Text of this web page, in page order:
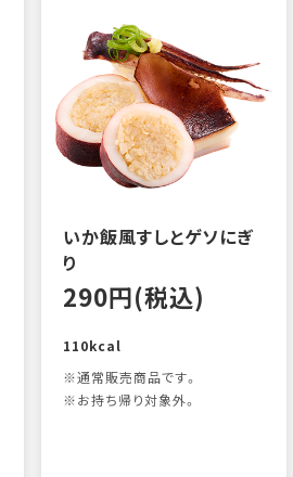
いか飯風すしとゲソにぎ
り
290円(税込)
110kcal
※通常販売商品です。
※お持ち帰り対象外。